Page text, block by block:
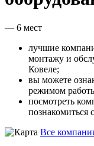
— 6 мест
лучшие
монтажу и
Ковеле;
вы можете
режимом
посмотреть
познакомиться
Все